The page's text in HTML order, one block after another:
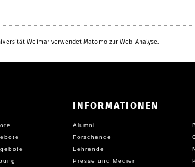
Weimar verwendet Matomo zur Web-Analyse.
INFORMATIONEN
Alumni
Forschende
Lehrende
Presse und Medien